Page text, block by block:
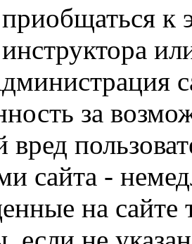
к
за
вред
сайта -
на сайте